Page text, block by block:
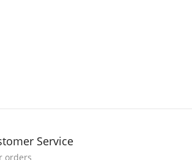
Service
orders